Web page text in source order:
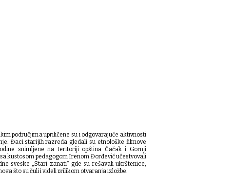
područjima upriličene su i odgovarajuće aktivnosti
Đaci starijih razreda gledali su etnološke filmove
snimljene na teritoriji opština Čačak i Gornji
kustosom pedagogom Irenom Đorđević učestvovali
sveske „Stari zanati“ gde su rešavali ukrštenice,
što su čuli i videli prilikom otvaranja izložbe.